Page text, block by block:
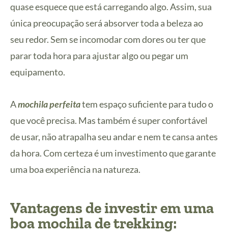
quase esquece que está carregando algo. Assim, sua
única preocupação será absorver toda a beleza ao
seu redor. Sem se incomodar com dores ou ter que
parar toda hora para ajustar algo ou pegar um
equipamento.
Amochila perfeitatem espaço suficiente para tudo o
que você precisa. Mas também é super confortável
de usar, não atrapalha seu andar e nem te cansa antes
da hora. Com certeza é um investimento que garante
uma boa experiência na natureza.
Vantagens de investir em uma
boa mochila de trekking: